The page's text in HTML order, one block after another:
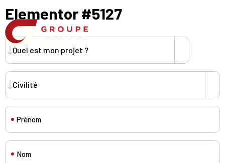
Elementor #5127